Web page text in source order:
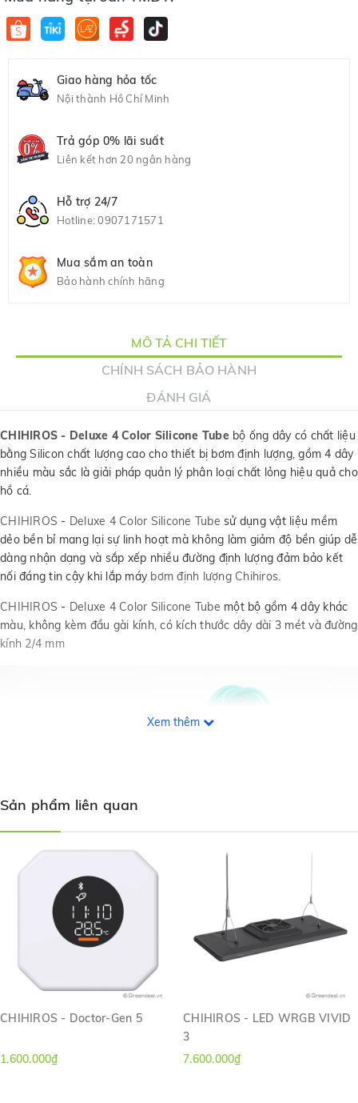
Giao hàng hỏa tốc
Nội thành Hồ Chí Minh
Trả góp 0% lãi suất
Liên kết hơn 20 ngân hàng
Hỗ trợ 24/7
Hotline:0907171571
Mua sắm an toàn
Bảo hành chính hãng
MÔ TẢ CHI TIẾT
CHÍNH SÁCH BẢO HÀNH
ĐÁNH GIÁ
CHIHIROS - Deluxe 4 Color Silicone Tubebộ ống dây có chất liệu
bằng Silicon chất lượng cao cho thiết bị bơm định lượng, gồm 4 dây
nhiều màu sắc là giải pháp quản lý phân loại chất lỏng hiệu quả cho
hồ cá.
CHIHIROS - Deluxe 4 Color Silicone Tube sử dụng vật liệu mềm
dẻo bền bỉ mang lại sự linh hoạt mà không làm giảm độ bền giúp dễ
dàng nhận dạng và sắp xếp nhiều đường định lượng đảm bảo kết
nối đáng tin cậy khi lắp máy bơm định lượng Chihiros.
CHIHIROS - Deluxe 4 Color Silicone Tube một bộ gồm 4 dây khác
màu, không kèm đầu gài kính, có kích thước dây dài 3 mét và đường
kính 2/4 mm
Xem thêm
Sản phẩm liên quan
CHIHIROS - Doctor-Gen 5
1.600.000₫
CHIHIROS - LED WRGB VIVID
3
7.600.000₫